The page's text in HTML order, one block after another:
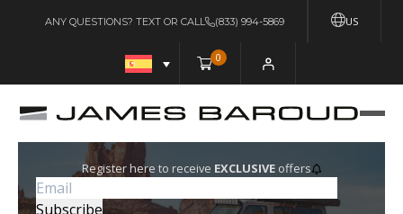
US
ANY QUESTIONS? TEXT OR CALL (833) 994-5869
0
Register here to receive EXCLUSIVEoffers